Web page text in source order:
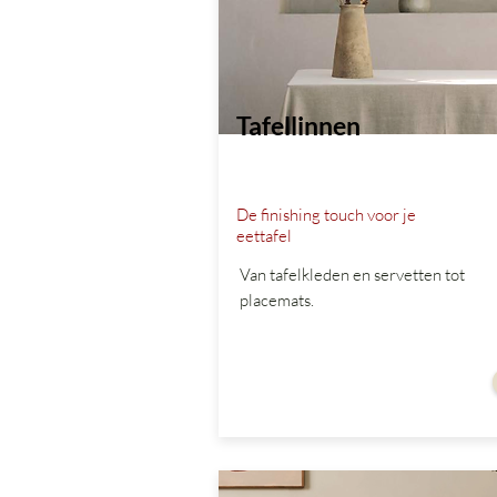
Tafellinnen
De finishing touch voor je
eettafel
Van tafelkleden en servetten tot
placemats.